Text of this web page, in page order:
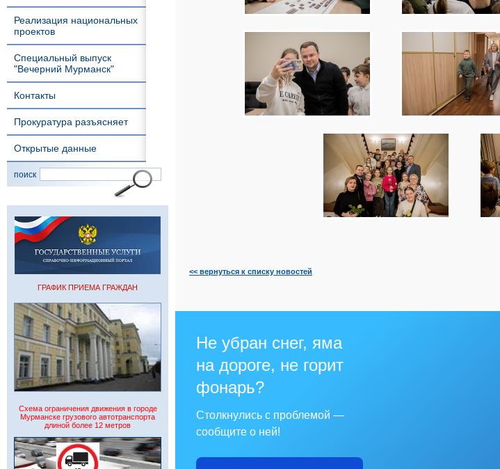
Реализация национальных
проектов
Специальный выпуск
"Вечерний Мурманск"
Контакты
Прокуратура разъясняет
Открытые данные
поиск
ГРАФИК ПРИЕМА ГРАЖДАН
Схема ограничения движения в городе
Мурманске грузового автотранспорта
длиной более 12 метров
<< вернуться к списку новостей
Не убран снег, яма
на дороге, не горит
фонарь?
Столкнулись с проблемой —
сообщите о ней!